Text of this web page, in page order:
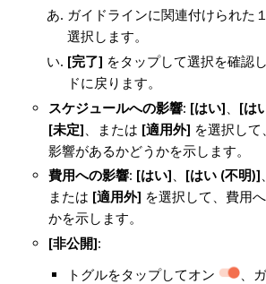
ガイドラインに関連付けられた
選択します。
[完了] をタップして選択を確認
ドに戻ります。
スケジュールへの影響: [はい] [は
[未定] 、または [適用外] を選択し
影響があるかどうかを示します。
費用への影響: [はい]、 [はい (不明)]、
または [適用外] を選択して、費用
かを示します。
[非公開]:
トグルをタップしてオン
、